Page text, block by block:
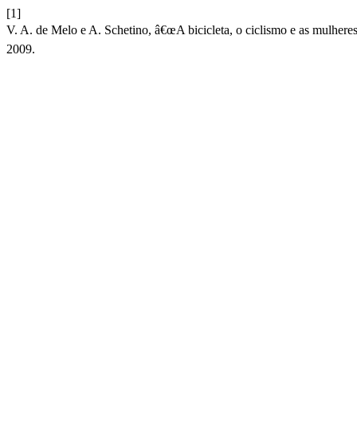
[1]
V. A. de Melo e A. Schetino, â€œA bicicleta, o ciclismo e as
2009.